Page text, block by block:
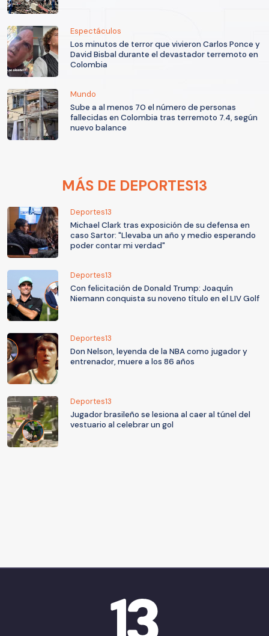
Espectáculos
Los minutos de terror que vivieron Carlos Ponce y
David Bisbal durante el devastador terremoto en
Colombia
Mundo
Sube a al menos 70 el número de personas
fallecidas en Colombia tras terremoto 7.4, según
nuevo balance
MÁS DE DEPORTES13
Deportes13
Michael Clark tras exposición de su defensa en
caso Sartor: "Llevaba un año y medio esperando
poder contar mi verdad"
Deportes13
Con felicitación de Donald Trump: Joaquín
Niemann conquista su noveno título en el LIV Golf
Deportes13
Don Nelson, leyenda de la NBA como jugador y
entrenador, muere a los 86 años
Deportes13
Jugador brasileño se lesiona al caer al túnel del
vestuario al celebrar un gol